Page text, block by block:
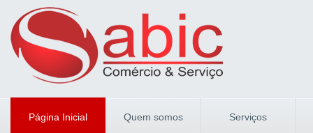
Página Inicial Quem somos Serviços